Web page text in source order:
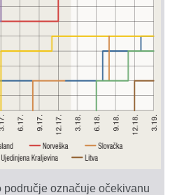
označuje očekivanu